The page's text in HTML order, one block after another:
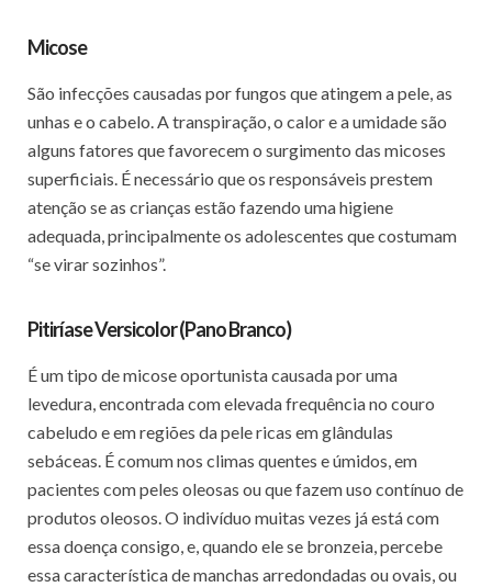
Micose
São infecções causadas por fungos que atingem a pele, as
unhas e o cabelo. A transpiração, o calor e a umidade são
alguns fatores que favorecem o surgimento das micoses
superficiais. É necessário que os responsáveis prestem
atenção se as crianças estão fazendo uma higiene
adequada, principalmente os adolescentes que costumam
“se virar sozinhos”.
Pitiríase Versicolor (Pano Branco)
É um tipo de micose oportunista causada por uma
levedura, encontrada com elevada frequência no couro
cabeludo e em regiões da pele ricas em glândulas
sebáceas. É comum nos climas quentes e úmidos, em
pacientes com peles oleosas ou que fazem uso contínuo de
produtos oleosos. O indivíduo muitas vezes já está com
essa doença consigo, e, quando ele se bronzeia, percebe
essa característica de manchas arredondadas ou ovais, ou